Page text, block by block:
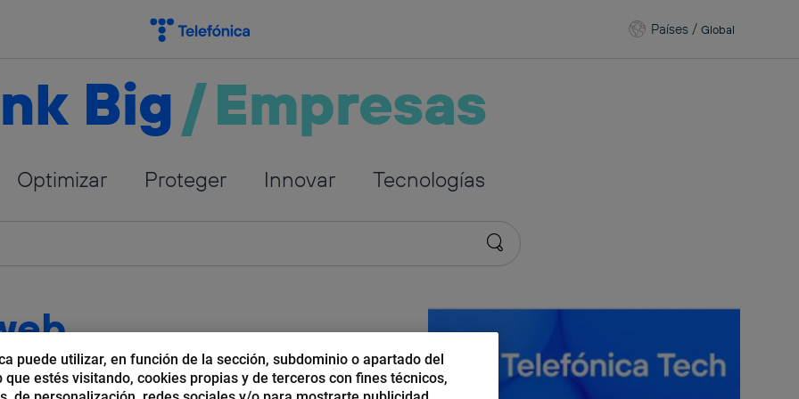
Países /Global
Big/Empresas
Optimizar Proteger Innovar Tecnologías
puede utilizar, en función de la sección, subdominio o apartado del
que estés visitando, cookies propias y de terceros con fines técnicos,